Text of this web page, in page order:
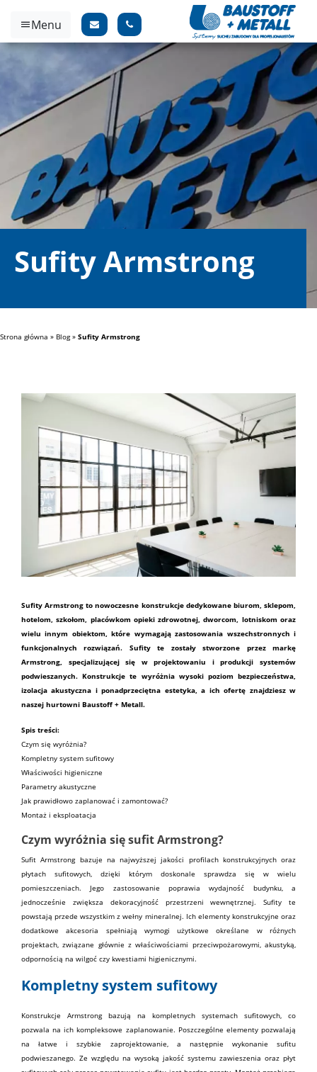
Menu
Sufity Armstrong
Strona główna » Blog» Sufity Armstrong
Sufity Armstrong to nowoczesne konstrukcje dedykowane biurom, sklepom,
hotelom, szkołom, placówkom opieki zdrowotnej, dworcom, lotniskom oraz
wielu innym obiektom, które wymagają zastosowania wszechstronnych i
funkcjonalnych rozwiązań. Sufity te zostały stworzone przez markę
Armstrong, specjalizującej się w projektowaniu i produkcji systemów
podwieszanych. Konstrukcje te wyróżnia wysoki poziom bezpieczeństwa,
izolacja akustyczna i ponadprzeciętna estetyka, a ich ofertę znajdziesz w
naszej hurtowni Baustoff + Metall.
Spis treści:
Czym się wyróżnia?
Kompletny system sufitowy
Właściwości higieniczne
Parametry akustyczne
Jak prawidłowo zaplanować i zamontować?
Montaż i eksploatacja
Czym wyróżnia się sufit Armstrong?
Sufit Armstrongbazuje na najwyższej jakości profilach konstrukcyjnych oraz
płytach sufitowych, dzięki którym doskonale sprawdza się w wielu
pomieszczeniach. Jego zastosowanie poprawia wydajność budynku, a
jednocześnie zwiększa dekoracyjność przestrzeni wewnętrznej. Sufity te
powstają przede wszystkim zwełny mineralnej. Ich elementy konstrukcyjne oraz
dodatkowe akcesoria spełniają wymogi użytkowe określane w różnych
projektach, związane głównie z właściwościami przeciwpożarowymi, akustyką,
odpornością na wilgoć czy kwestiami higienicznymi.
Kompletny system sufitowy
Konstrukcje Armstrong bazują na kompletnych systemach sufitowych, co
pozwala na ich kompleksowe zaplanowanie. Poszczególne elementy pozwalają
na łatwe i szybkie zaprojektowanie, a następnie wykonanie sufitu
podwieszanego. Ze względu na wysoką jakość systemu zawieszenia oraz płyt